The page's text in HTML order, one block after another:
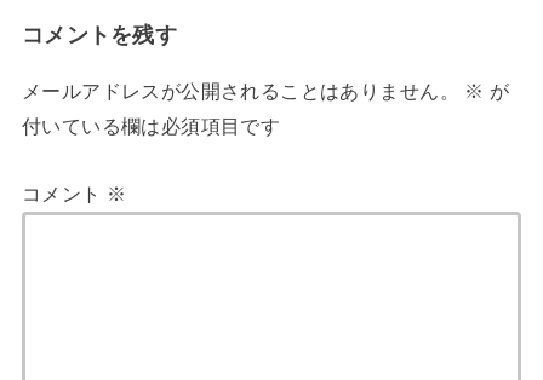
コメントを残す
メールアドレスが公開されることはありません。 ※ が
付いている欄は必須項目です
コメント ※